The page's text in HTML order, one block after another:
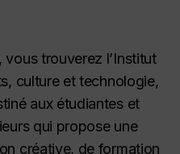
trouverez l’Institut
culture et technologie,
aux étudiantes et
qui propose une
créative, de formation